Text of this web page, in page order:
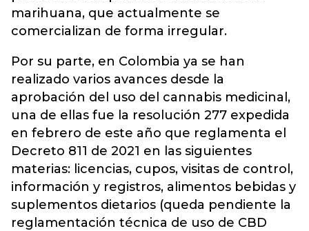
marihuana, que actualmente se
comercializan de forma irregular.
Por su parte, en Colombia ya se han
realizado varios avances desde la
aprobación del uso del cannabis medicinal,
una de ellas fue la resolución 277 expedida
en febrero de este año que reglamenta el
Decreto 811 de 2021 en las siguientes
materias: licencias, cupos, visitas de control,
información y registros, alimentos bebidas y
suplementos dietarios (queda pendiente la
reglamentación técnica de uso de CBD